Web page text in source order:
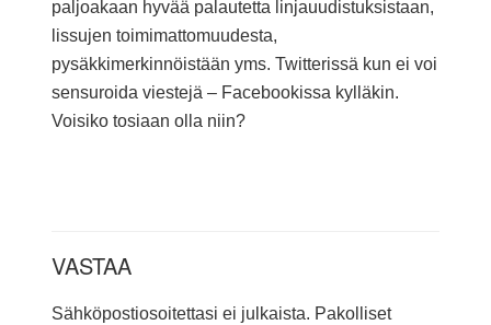
paljoakaan hyvää palautetta linjauudistuksistaan,
lissujen toimimattomuudesta,
pysäkkimerkinnöistään yms. Twitterissä kun ei voi
sensuroida viestejä – Facebookissa kylläkin.
Voisiko tosiaan olla niin?
VASTAA
Sähköpostiosoitettasi ei julkaista. Pakolliset